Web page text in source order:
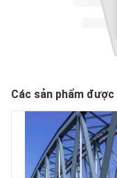
Các sản phẩm được